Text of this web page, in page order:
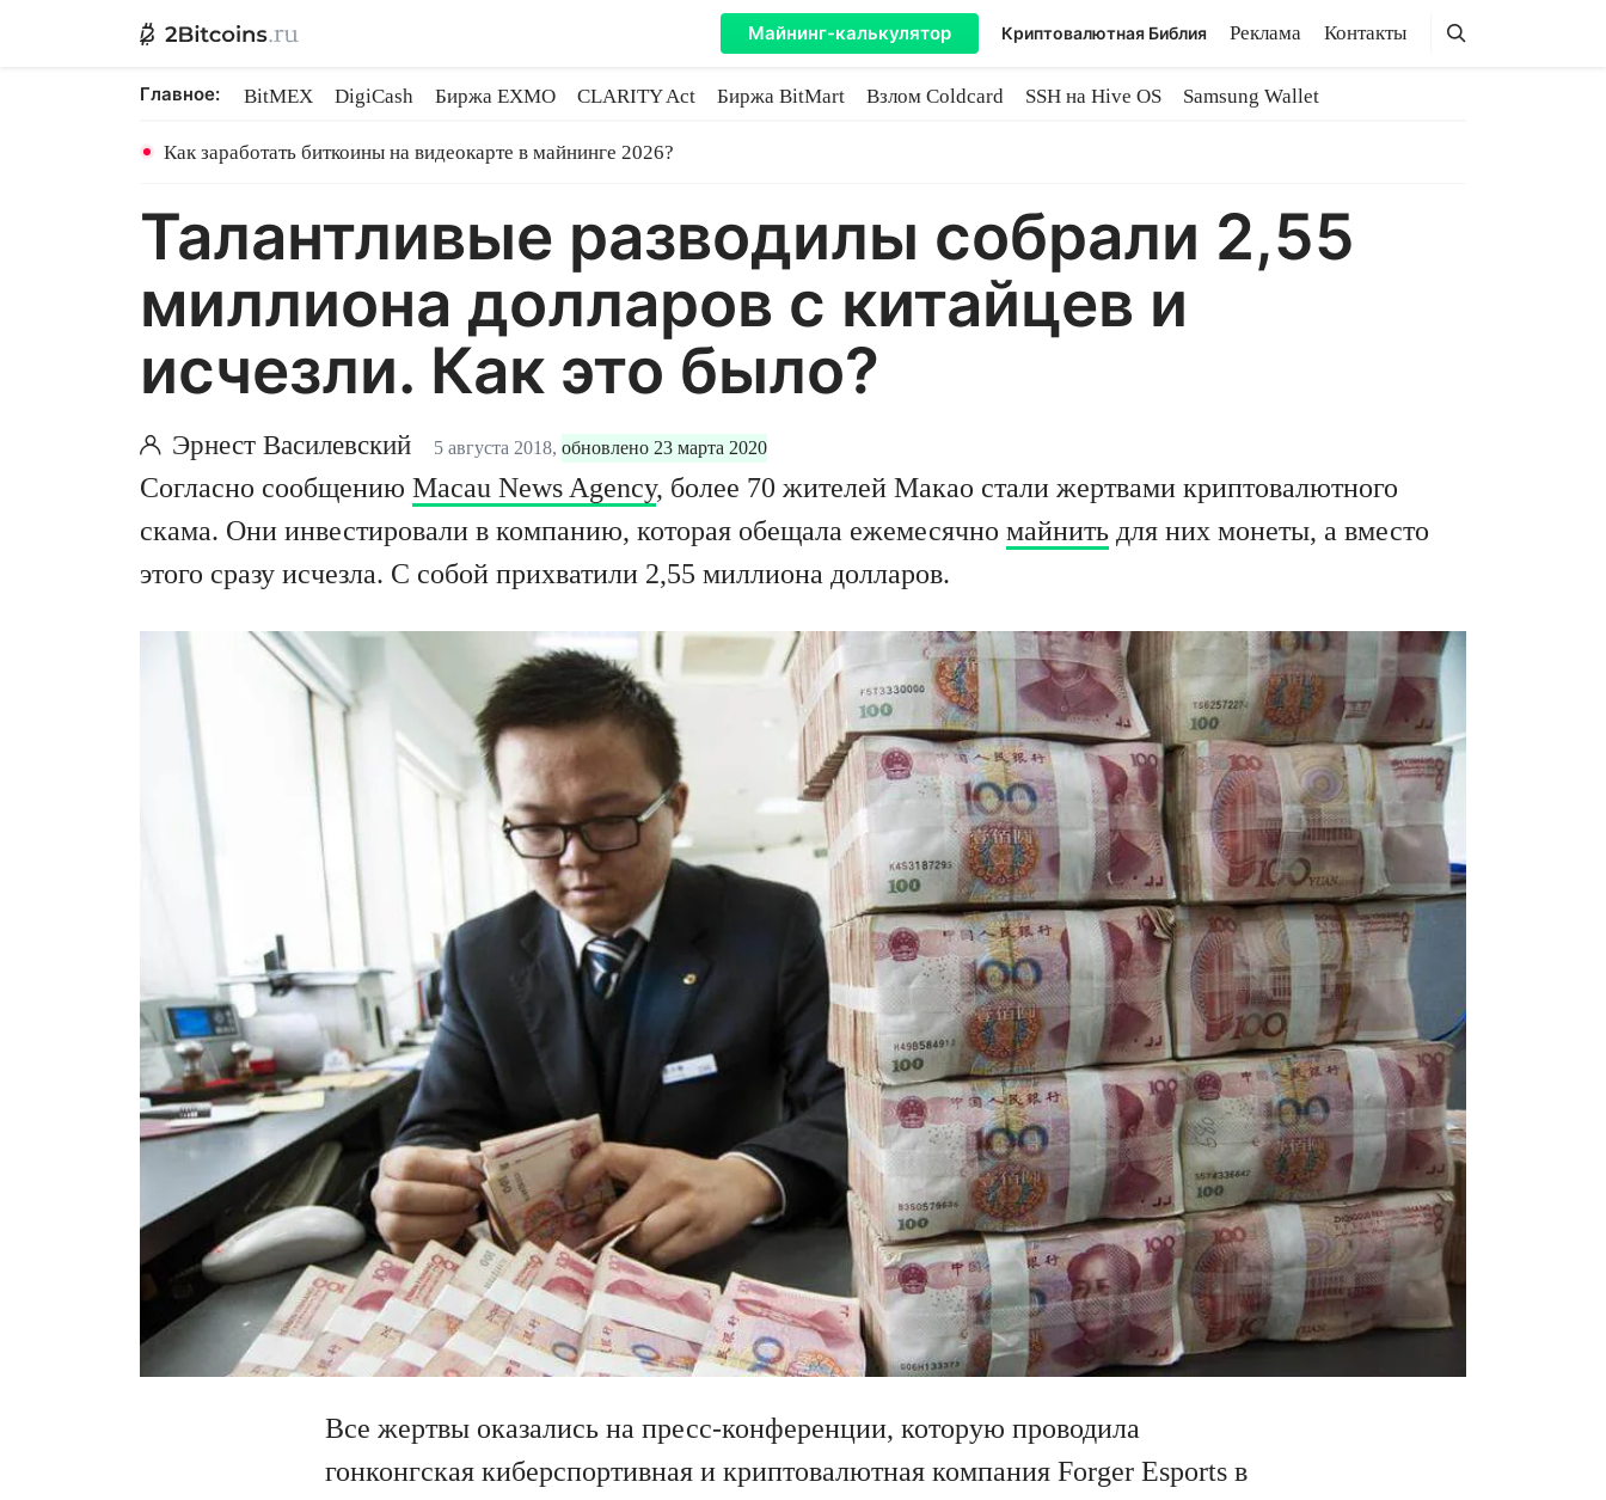
Майнинг-калькулятор Криптовалютная Библия Реклама Контакты Поиск
Поиск
Главное: BitMEX DigiCash Биржа EXMO CLARITY Act Биржа BitMart Взлом Coldcard SSH на Hive OS
Samsung Wallet
Как заработать биткоины на видеокарте в майнинге 2026?
Талантливые разводилы собрали 2,55
миллиона долларов с китайцев и
исчезли. Как это было?
Эрнест Василевский 5 августа 2018, обновлено 23 марта 2020
Согласно сообщению Macau News Agency, более 70 жителей Макао стали жертвами криптовалютного
скама. Они инвестировали в компанию, которая обещала ежемесячно майнить для них монеты, а вместо
этого сразу исчезла. С собой прихватили 2,55 миллиона долларов.
Все жертвы оказались на пресс-конференции, которую проводила
гонконгская киберспортивная и криптовалютная компания Forger Esports в